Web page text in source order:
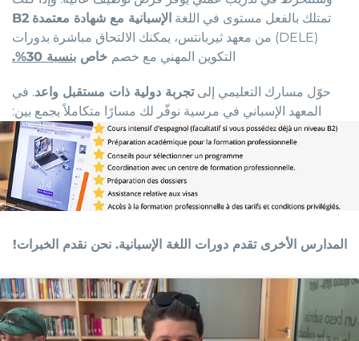
تمتلك بالفعل مستوى
B2 في اللغة الإسبانية مع شهادة معتمدة
من معهد ثيربانتس (DELE)
، يمكنك الالتحاق مباشرة بدورات
التكوين المهني مع خصمخاص بنسبة 30 %.
حوّل مسارك التعليمي إلى تجربة دولية ذات مستقبل واعد. في
المعهد الإسباني في مرسية نوفّر لك مسارًا متكاملاً يجمع بين:
المدارس الأخرى تقدم دورات اللغة الإسبانية. نحن نقدم الخبرات!